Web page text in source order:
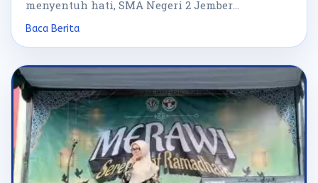
menyentuh hati, SMA Negeri 2 Jember
menggelar […]
Baca Berita